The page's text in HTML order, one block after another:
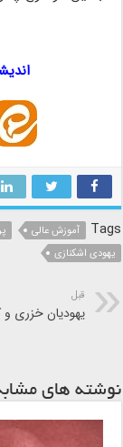
Tags آموزش عالی
یهودی اشکنازی
قبل
یهودیان خزری
نوشته های